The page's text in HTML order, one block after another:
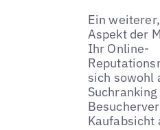
Ein
Aspekt der
Ihr Online-
sich sowohl
Kaufabsicht